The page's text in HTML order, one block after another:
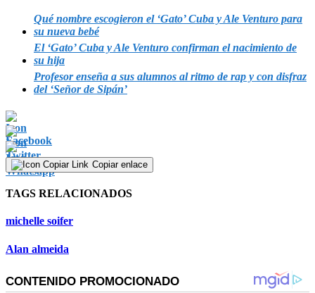
Qué nombre escogieron el ‘Gato’ Cuba y Ale Venturo para
su nueva bebé
El ‘Gato’ Cuba y Ale Venturo confirman el nacimiento de
su hija
Profesor enseña a sus alumnos al ritmo de rap y con disfraz
del ‘Señor de Sipán’
Copiar enlace
TAGS RELACIONADOS
michelle soifer
Alan almeida